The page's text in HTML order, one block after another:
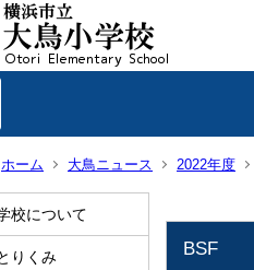
ホーム 大鳥ニュース 2022年度
校について
りくみ BSF